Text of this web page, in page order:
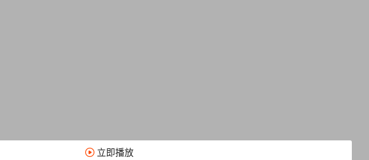
立即播放